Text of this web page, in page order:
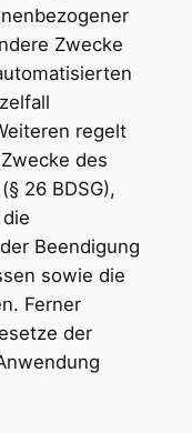
Zwecke
regelt
des
26 BDSG),
Beendigung
sowie die
Ferner
der